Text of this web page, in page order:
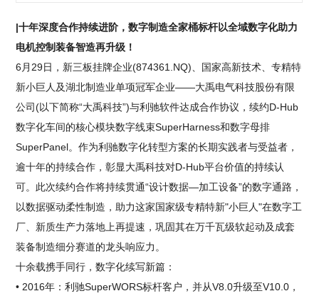
|十年深度合作持续进阶，数字制造全家桶标杆以全域数字化助力
电机控制装备智造再升级！
6月29日，新三板挂牌企业(874361.NQ)、国家高新技术、专精特
新小巨人及湖北制造业单项冠军企业——大禹电气科技股份有限
公司(以下简称“大禹科技”)与利驰软件达成合作协议，续约D-Hub
数字化车间的核心模块数字线束SuperHarness和数字母排
SuperPanel。作为利驰数字化转型方案的长期实践者与受益者，
逾十年的持续合作，彰显大禹科技对D-Hub平台价值的持续认
可。此次续约合作将持续贯通“设计数据—加工设备”的数字通路，
以数据驱动柔性制造，助力这家国家级专精特新"小巨人"在数字工
厂、新质生产力落地上再提速，巩固其在万千瓦级软起动及成套
装备制造细分赛道的龙头响应力。
十余载携手同行，数字化续写新篇：
• 2016年：利驰SuperWORS标杆客户，并从V8.0升级至V10.0，